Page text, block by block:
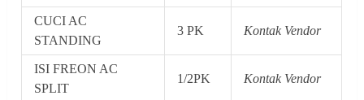
CUCI AC
STANDING
3 PK Kontak Vendor
ISI FREON AC
SPLIT
1/2PK Kontak Vendor